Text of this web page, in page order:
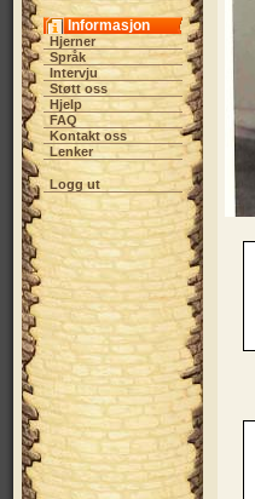
Informasjon
Hjerner
Språk
Intervju
Støtt oss
Hjelp
FAQ
Kontakt oss
Lenker
Logg ut